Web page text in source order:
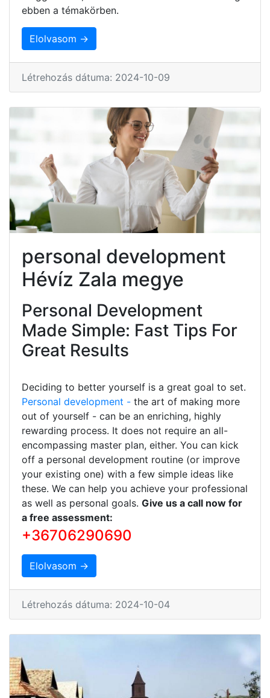
ebben a témakörben.
Elolvasom →
Létrehozás dátuma: 2024-10-09
personal development
Hévíz Zala megye
Personal Development
Made Simple: Fast Tips For
Great Results
Deciding to better yourself is a great goal to set.
Personal development - the art of making more
out of yourself - can be an enriching, highly
rewarding process. It does not require an all-
encompassing master plan, either. You can kick
off a personal development routine (or improve
your existing one) with a few simple ideas like
these. We can help you achieve your professional
as well as personal goals. Give us a call now for
a free assessment:
+36706290690
Elolvasom →
Létrehozás dátuma: 2024-10-04